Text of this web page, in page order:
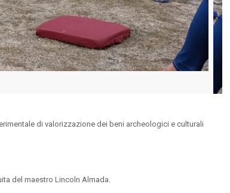
di valorizzazione dei beni archeologici e culturali
del maestro Lincoln Almada.